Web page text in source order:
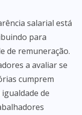
salarial está
para
de remuneração.
a avaliar se
cumprem
de